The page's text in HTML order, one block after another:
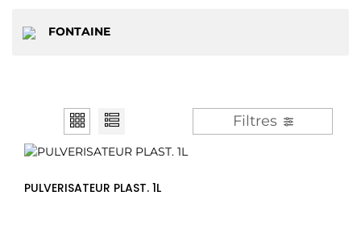
FONTAINE
Filtres
PULVERISATEUR PLAST. 1L